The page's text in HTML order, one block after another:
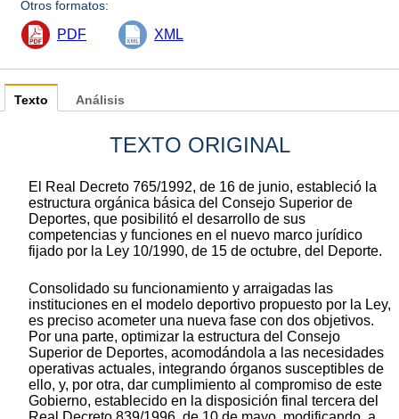
Otros formatos:
PDF XML
Texto
TEXTO ORIGINAL
El Real Decreto 765/1992, de 16 de junio, estableció la
estructura orgánica básica del Consejo Superior de
Deportes, que posibilitó el desarrollo de sus
competencias y funciones en el nuevo marco jurídico
fijado por la Ley 10/1990, de 15 de octubre, del Deporte.
Consolidado su funcionamiento y arraigadas las
instituciones en el modelo deportivo propuesto por la Ley,
es preciso acometer una nueva fase con dos objetivos.
Por una parte, optimizar la estructura del Consejo
Superior de Deportes, acomodándola a las necesidades
operativas actuales, integrando órganos susceptibles de
ello, y, por otra, dar cumplimiento al compromiso de este
Gobierno, establecido en la disposición final tercera del
Análisis